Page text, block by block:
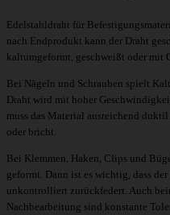
Edelstahldraht für
nach Endprodukt kann der Draht
kaltumgeformt, geschweißt oder mit
Bei Nägeln und Schrauben spielt
Draht wird mit hoher
muss das Material ausreichend
oder bricht.
Bei Klemmen, Haken, Clips und
geformt. Dann ist es wichtig, dass
unkontrolliert zurückfedert. Auch
Nachbearbeitung sind konstante